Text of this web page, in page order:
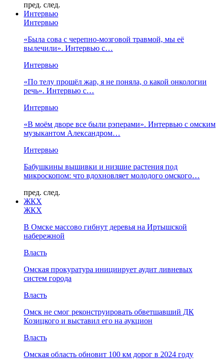
пред. след.
Интервью
Интервью
«Была сова с черепно-мозговой травмой, мы её
вылечили». Интервью с…
Интервью
«По телу прошёл жар, я не поняла, о какой онкологии
речь». Интервью с…
Интервью
«В моём дворе все были рэперами». Интервью с омским
музыкантом Александром…
Интервью
Бабушкины вышивки и низшие растения под
микроскопом: что вдохновляет молодого омского…
пред. след.
ЖКХ
ЖКХ
В Омске массово гибнут деревья на Иртышской
набережной
Власть
Омская прокуратура инициирует аудит ливневых
систем города
Власть
Омск не смог реконструировать обветшавший ДК
Козицкого и выставил его на аукцион
Власть
Омская область обновит 100 км дорог в 2024 году